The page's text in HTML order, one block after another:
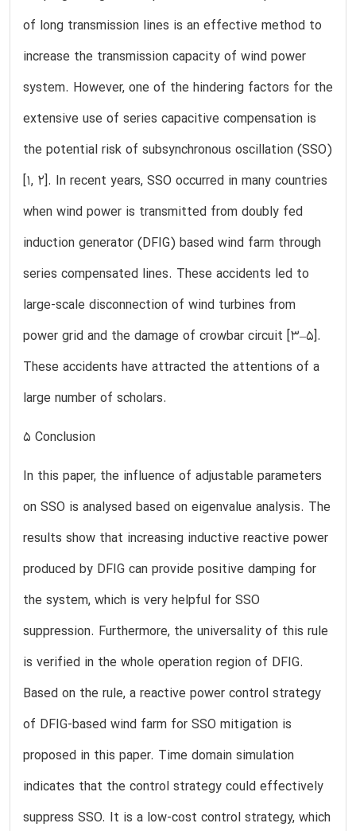
of long transmission lines is an effective method to
increase the transmission capacity of wind power
system. However, one of the hindering factors for the
extensive use of series capacitive compensation is
the potential risk of subsynchronous oscillation (SSO)
[1, 2]. In recent years, SSO occurred in many countries
when wind power is transmitted from doubly fed
induction generator (DFIG) based wind farm through
series compensated lines. These accidents led to
large-scale disconnection of wind turbines from
power grid and the damage of crowbar circuit [3–5].
These accidents have attracted the attentions of a
large number of scholars.
5 Conclusion
In this paper, the influence of adjustable parameters
on SSO is analysed based on eigenvalue analysis. The
results show that increasing inductive reactive power
produced by DFIG can provide positive damping for
the system, which is very helpful for SSO
suppression. Furthermore, the universality of this rule
is verified in the whole operation region of DFIG.
Based on the rule, a reactive power control strategy
of DFIG-based wind farm for SSO mitigation is
proposed in this paper. Time domain simulation
indicates that the control strategy could effectively
suppress SSO. It is a low-cost control strategy, which